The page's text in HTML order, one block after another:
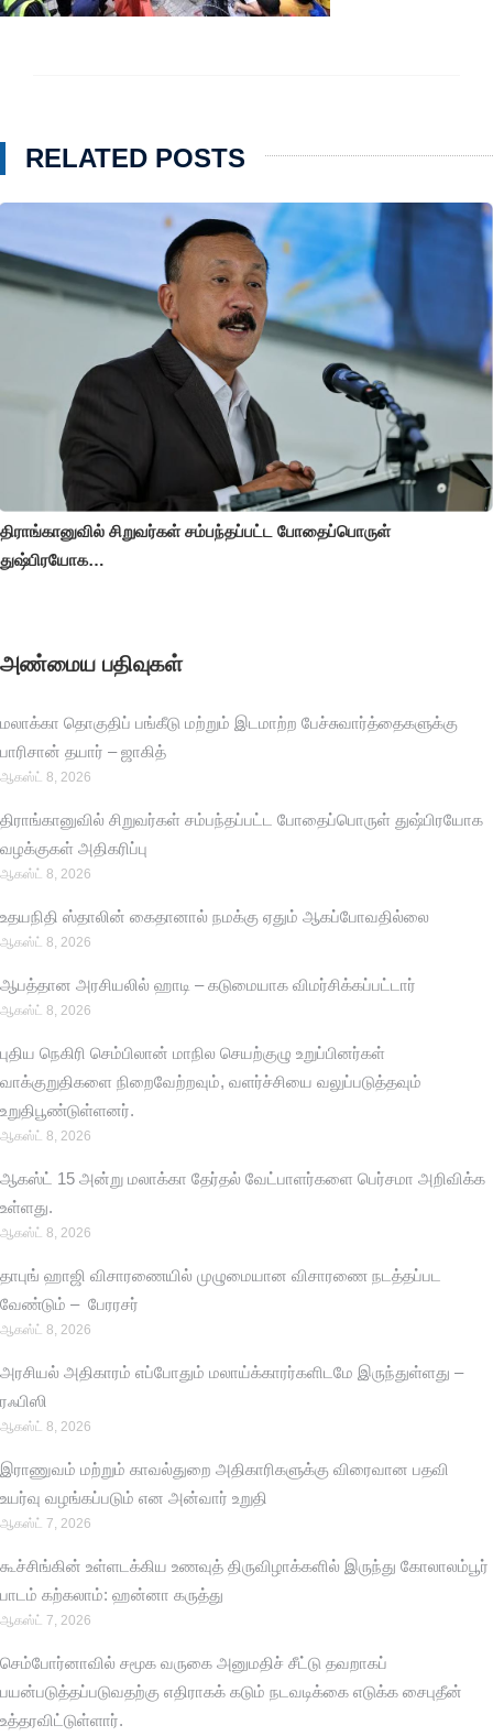
RELATED POSTS
திராங்கானுவில் சிறுவர்கள் சம்பந்தப்பட்ட போதைப்பொருள்
துஷ்பிரயோக…
அண்மைய பதிவுகள்
மலாக்கா தொகுதிப் பங்கீடு மற்றும் இடமாற்ற பேச்சுவார்த்தைகளுக்கு
பாரிசான் தயார் – ஜாகித்
ஆகஸ்ட் 8, 2026
திராங்கானுவில் சிறுவர்கள் சம்பந்தப்பட்ட போதைப்பொருள் துஷ்பிரயோக
வழக்குகள் அதிகரிப்பு
ஆகஸ்ட் 8, 2026
உதயநிதி ஸ்தாலின் கைதானால் நமக்கு ஏதும் ஆகப்போவதில்லை
ஆகஸ்ட் 8, 2026
ஆபத்தான அரசியலில் ஹாடி – கடுமையாக விமர்சிக்கப்பட்டார்
ஆகஸ்ட் 8, 2026
புதிய நெகிரி செம்பிலான் மாநில செயற்குழு உறுப்பினர்கள்
வாக்குறுதிகளை நிறைவேற்றவும், வளர்ச்சியை வலுப்படுத்தவும்
உறுதிபூண்டுள்ளனர்.
ஆகஸ்ட் 8, 2026
ஆகஸ்ட் 15 அன்று மலாக்கா தேர்தல் வேட்பாளர்களை பெர்சமா அறிவிக்க
உள்ளது.
ஆகஸ்ட் 8, 2026
தாபுங் ஹாஜி விசாரணையில் முழுமையான விசாரணை நடத்தப்பட
வேண்டும் – பேரரசர்
ஆகஸ்ட் 8, 2026
அரசியல் அதிகாரம் எப்போதும் மலாய்க்காரர்களிடமே இருந்துள்ளது –
ரஃபிஸி
ஆகஸ்ட் 8, 2026
இராணுவம் மற்றும் காவல்துறை அதிகாரிகளுக்கு விரைவான பதவி
உயர்வு வழங்கப்படும் என அன்வார் உறுதி
ஆகஸ்ட் 7, 2026
கூச்சிங்கின் உள்ளடக்கிய உணவுத் திருவிழாக்களில் இருந்து கோலாலம்பூர்
பாடம் கற்கலாம்: ஹன்னா கருத்து
ஆகஸ்ட் 7, 2026
செம்போர்னாவில் சமூக வருகை அனுமதிச் சீட்டு தவறாகப்
பயன்படுத்தப்படுவதற்கு எதிராகக் கடும் நடவடிக்கை எடுக்க சைபுதீன்
உத்தரவிட்டுள்ளார்.